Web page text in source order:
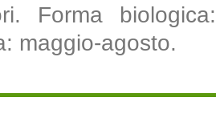
Forma
maggio-agosto.